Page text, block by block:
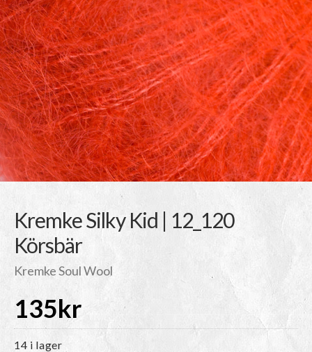
Kremke Silky Kid | 12_120
Körsbär
Kremke Soul Wool
135kr
14 i lager